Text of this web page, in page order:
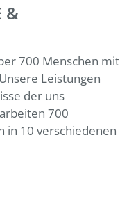
&
700 Menschen mit
Leistungen
der uns
700
in 10 verschiedenen